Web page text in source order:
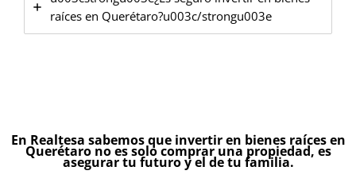
raíces en Querétaro?u003c/strongu003e
En Realtesa sabemos que invertir en bienes raíces en
Querétaro no es solo comprar una propiedad, es
asegurar tu futuro y el de tu familia.